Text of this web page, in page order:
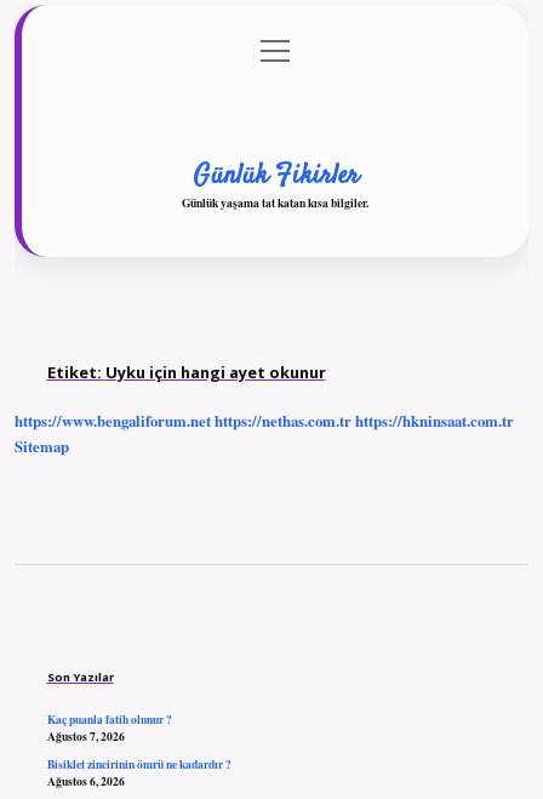
Gizlilik Politikası
menüyü
aç
Günlük Fikirler
Günlük yaşama tat katan kısa bilgiler.
Etiket: Uyku için hangi ayet okunur
https://www.bengaliforum.nethttps://nethas.com.trhttps://hkninsaat.com.tr
Sitemap
Son Yazılar
Kaç puanla fatih olunur ?
Ağustos 7, 2026
Bisiklet zincirinin ömrü ne kadardır ?
Ağustos 6, 2026